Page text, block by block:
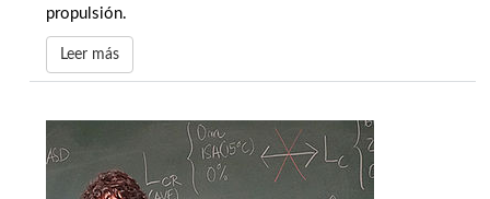
propulsión.
Leer más